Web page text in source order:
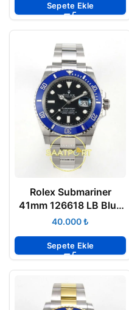
Sepete Ekle
Rolex Submariner
41mm 126618 LB Blue
Gold Case Steel
Eta Saat
₺
Sepete Ekle